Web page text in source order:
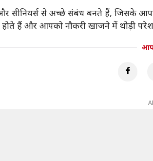
सीनियर्स से अच्छे संबंध बनते हैं, जिसके
होते हैं और आपको नौकरी खाजने में थोड़ी